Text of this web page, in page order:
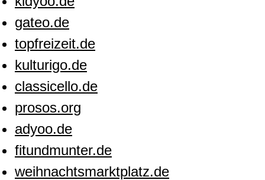
gateo.de
topfreizeit.de
kulturigo.de
classicello.de
prosos.org
adyoo.de
fitundmunter.de
weihnachtsmarktplatz.de